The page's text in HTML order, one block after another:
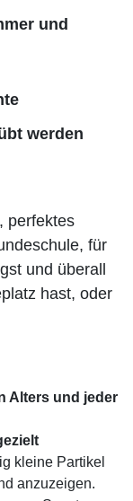
und
werden
perfektes
für
und überall
hast, oder
Alters und jeder
kleine Partikel
anzuzeigen.